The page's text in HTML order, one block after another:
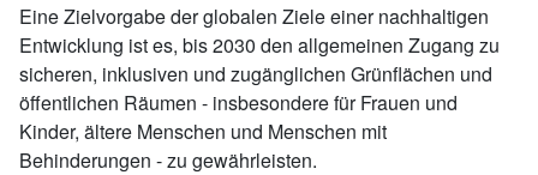
Eine Zielvorgabe der globalen Ziele einer nachhaltigen
Entwicklung ist es, bis 2030 den allgemeinen Zugang zu
sicheren, inklusiven und zugänglichen Grünflächen und
öffentlichen Räumen - insbesondere für Frauen und
Kinder, ältere Menschen und Menschen mit
Behinderungen - zu gewährleisten.